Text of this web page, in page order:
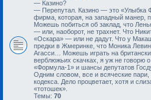
— Казино?
— Перепутал. Казино — это «Улыбка
фирма, которая, на западный манер,
Можешь побиться об заклад, что
— или, наоборот, не трахнет. Что
«Оскара» — или не дадут. Что у
предки в Жмеринке, что Моника
Агасси… Можешь играть на
верблюжьих скачках, я уж не говорю о
«Формула-1» и шансы депутатов
Одним словом, все и всяческие
кодекса. Дело процветает, хотя и
«тотошек».
Темы: 70